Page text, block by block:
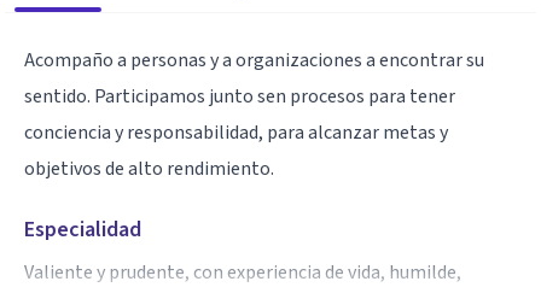
Acompaño a personas y a organizaciones a encontrar su
sentido. Participamos junto sen procesos para tener
conciencia y responsabilidad, para alcanzar metas y
objetivos de alto rendimiento.
Especialidad
Valiente y prudente, con experiencia de vida, humilde,